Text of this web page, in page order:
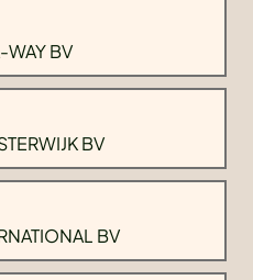
WAY BV
BV
BV